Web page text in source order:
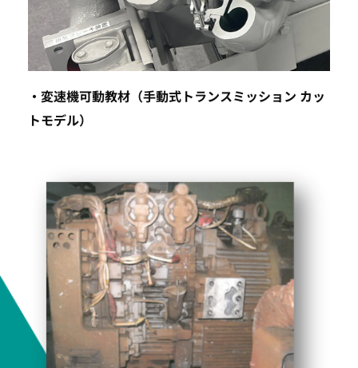
・変速機可動教材（手動式トランスミッション カッ
トモデル）